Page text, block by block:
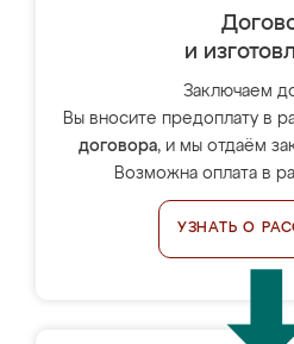
и
Заключаем
Вы вносите предоплату в
договора, и мы отдаём
Возможна оплата в
УЗНАТЬ О